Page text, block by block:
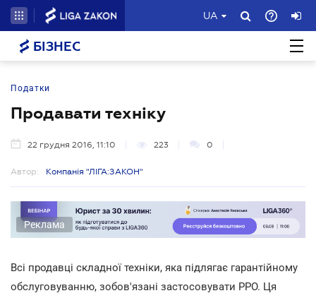
UA
БІЗНЕС
Податки
Продавати техніку
22 грудня 2016, 11:10 223 0
Автор: Компанія "ЛІГА:ЗАКОН"
Реклама
Всі продавці складної техніки, яка підлягає гарантійному
обслуговуванню, зобов'язані застосовувати РРО. Ця